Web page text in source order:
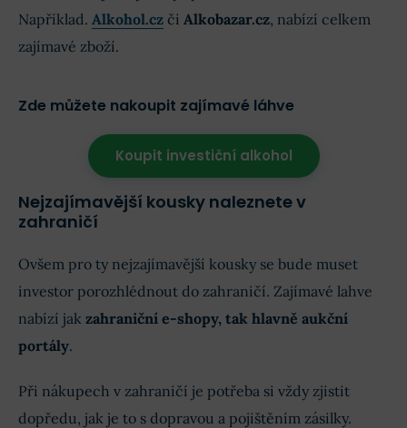
Například. Alkohol.cz či Alkobazar.cz, nabízí celkem
zajímavé zboží.
Zde můžete nakoupit zajímavé láhve
Koupit investiční alkohol
Nejzajímavější kousky naleznete v
zahraničí
Ovšem pro ty nejzajímavější kousky se bude muset
investor porozhlédnout do zahraničí. Zajímavé lahve
nabízí jak zahraniční e-shopy, tak hlavně aukční
portály.
Při nákupech v zahraničí je potřeba si vždy zjistit
dopředu, jak je to s dopravou a pojištěním zásilky.